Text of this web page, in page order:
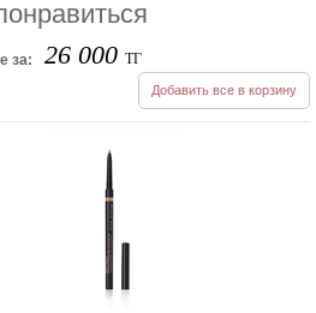
за: 26 000 ТГ
Добавить все в корзину